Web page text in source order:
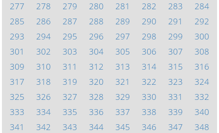
277
278 279 280 281 282 283
284
285
286 287 288 289 290 291
292
293
294 295 296 297 298 299
300
301
302 303 304 305 306 307
308
309
310 311 312 313 314 315
316
317
318 319 320 321 322 323
324
325
326 327 328 329 330 331
332
333
334 335 336 337 338 339
340
341
342 343 344 345 346 347 348